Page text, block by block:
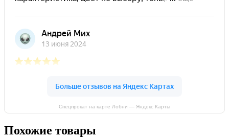
Спецпрокат на карте Лобни — Яндекс Карты
Похожие товары